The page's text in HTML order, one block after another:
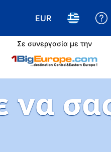
EUR
Επιλέξτε τοΕπιλέξτε
Σε συνεργασία με την
να